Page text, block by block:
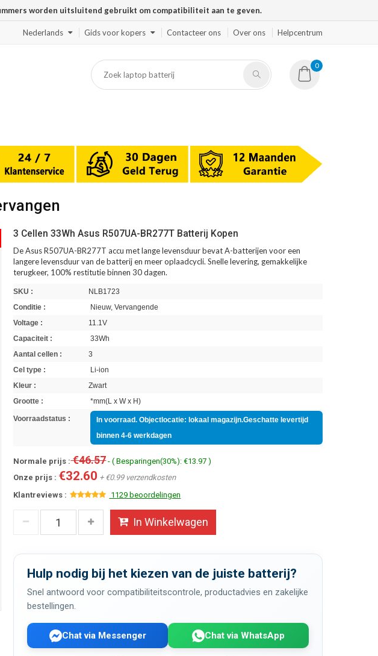
worden uitsluitend gebruikt om compatibiliteit aan te geven.
Nederlands Gids voor kopers Contacteer ons Over ons Helpcentrum
0
3 Cellen 33Wh Asus R507UA-BR277T Batterij Kopen
De Asus R507UA-BR277T accu met lange levensduur bevat A-batterijen voor een
langere levensduur van de batterij en meer oplaadcycli. Snelle levering, gemakkelijke
terugkeer, 100% restitutie binnen 30 dagen.
SKU :
NLB1723
Conditie :
Nieuw, Vervangende
Voltage :
11.1V
Capaciteit :
33Wh
Aantal cellen :
3
Cel type :
Li-ion
Kleur :
Zwart
Grootte :
*mm(L x W x H)
Voorraadstatus :
In voorraad. Objectlocatie: lokaal magazijn.Geschatte levertijd
binnen 4-6 werkdagen
Normale prijs :€46.57- ( Besparingen(30%): €13.97 )
Onze prijs : €32.60 + €0.99 verzendkosten
Klantreviews :
1129 beoordelingen
In Winkelwagen
Hulp nodig bij het kiezen van de juiste batterij?
Snel antwoord voor compatibiliteitscontrole, productadvies en zakelijke
bestellingen.
Chat via Messenger Chat via WhatsApp